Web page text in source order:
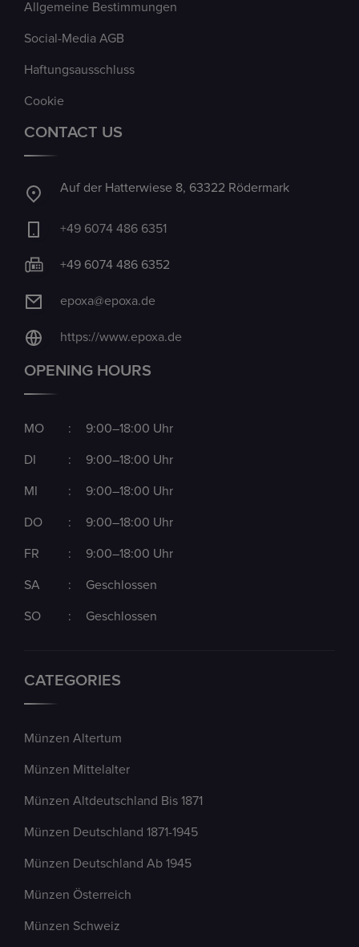
Allgemeine Bestimmungen
Social-Media AGB
Haftungsausschluss
Cookie
CONTACT US
Auf der Hatterwiese 8, 63322 Rödermark
+49 6074 486 6351
+49 6074 486 6352
epoxa@epoxa.de
https://www.epoxa.de
OPENING HOURS
MO : 9:00–18:00 Uhr
DI : 9:00–18:00 Uhr
MI : 9:00–18:00 Uhr
DO : 9:00–18:00 Uhr
FR : 9:00–18:00 Uhr
SA : Geschlossen
SO : Geschlossen
CATEGORIES
Münzen Altertum
Münzen Mittelalter
Münzen Altdeutschland Bis 1871
Münzen Deutschland 1871-1945
Münzen Deutschland Ab 1945
Münzen Österreich
Münzen Schweiz